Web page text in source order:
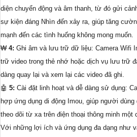
diện chuyển động và âm thanh, từ đó gửi
sự kiện đáng Nhìn đến xảy ra, giúp tăng
mạnh đến các tình huống không mong muốn.
₩ 4: Ghi âm và lưu trữ dữ liệu: Camera Wifi
trữ video trong thẻ nhớ hoặc dịch vụ lưu trữ
dàng quay lại và xem lại các video đã ghi.
🤖️ 5: Cài đặt linh hoạt và dễ dàng sử dụng:
hợp ứng dụng di động Imou, giúp người
theo dõi từ xa trên điện thoại thông minh một
Với những lợi ích và ứng dụng đa dạng như